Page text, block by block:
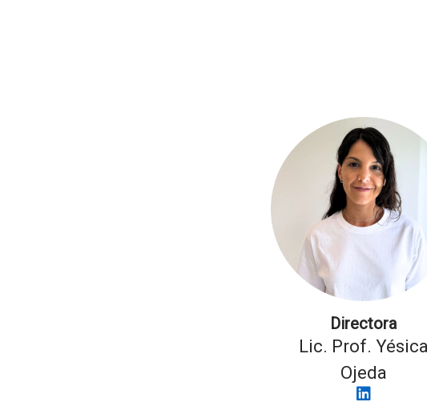
Directora
Lic. Prof. Yésica
Ojeda